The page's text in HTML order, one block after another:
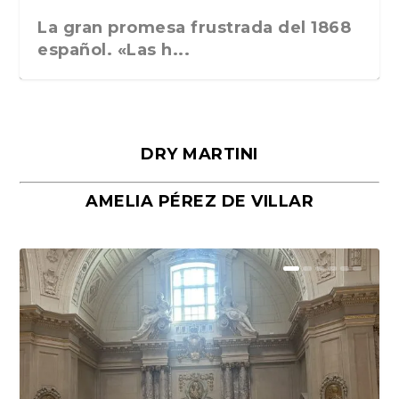
La gran promesa frustrada del 1868
español. «Las h...
Málaga, verso en azul, de Rafael
Porras y Salvador...
«La cocina hebrea. Alimentación
del pueblo judío e...
DRY MARTINI
AMELIA PÉREZ DE VILLAR